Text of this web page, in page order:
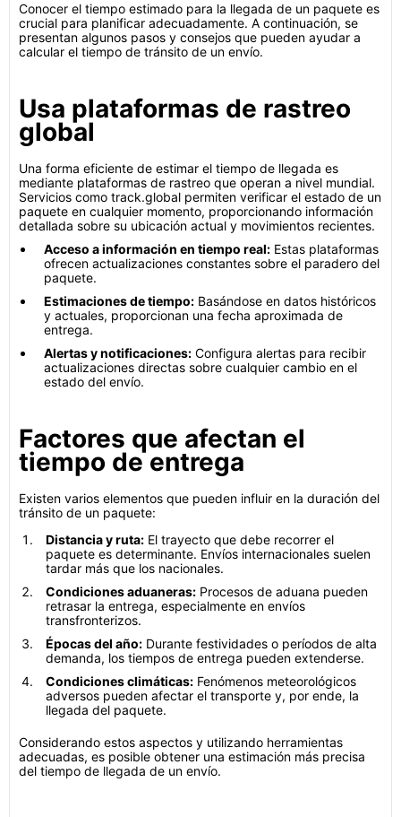
Conocer el tiempo estimado para la llegada de un paquete es
crucial para planificar adecuadamente. A continuación, se
presentan algunos pasos y consejos que pueden ayudar a
calcular el tiempo de tránsito de un envío.
Usa plataformas de rastreo
global
Una forma eficiente de estimar el tiempo de llegada es
mediante plataformas de rastreo que operan a nivel mundial.
Servicios como track.global permiten verificar el estado de un
paquete en cualquier momento, proporcionando información
detallada sobre su ubicación actual y movimientos recientes.
Acceso a información en tiempo real: Estas plataformas
ofrecen actualizaciones constantes sobre el paradero del
paquete.
Estimaciones de tiempo: Basándose en datos históricos
y actuales, proporcionan una fecha aproximada de
entrega.
Alertas y notificaciones: Configura alertas para recibir
actualizaciones directas sobre cualquier cambio en el
estado del envío.
Factores que afectan el
tiempo de entrega
Existen varios elementos que pueden influir en la duración del
tránsito de un paquete:
Distancia y ruta: El trayecto que debe recorrer el
paquete es determinante. Envíos internacionales suelen
tardar más que los nacionales.
Condiciones aduaneras: Procesos de aduana pueden
retrasar la entrega, especialmente en envíos
transfronterizos.
Épocas del año: Durante festividades o períodos de alta
demanda, los tiempos de entrega pueden extenderse.
Condiciones climáticas: Fenómenos meteorológicos
adversos pueden afectar el transporte y, por ende, la
llegada del paquete.
Considerando estos aspectos y utilizando herramientas
adecuadas, es posible obtener una estimación más precisa
del tiempo de llegada de un envío.